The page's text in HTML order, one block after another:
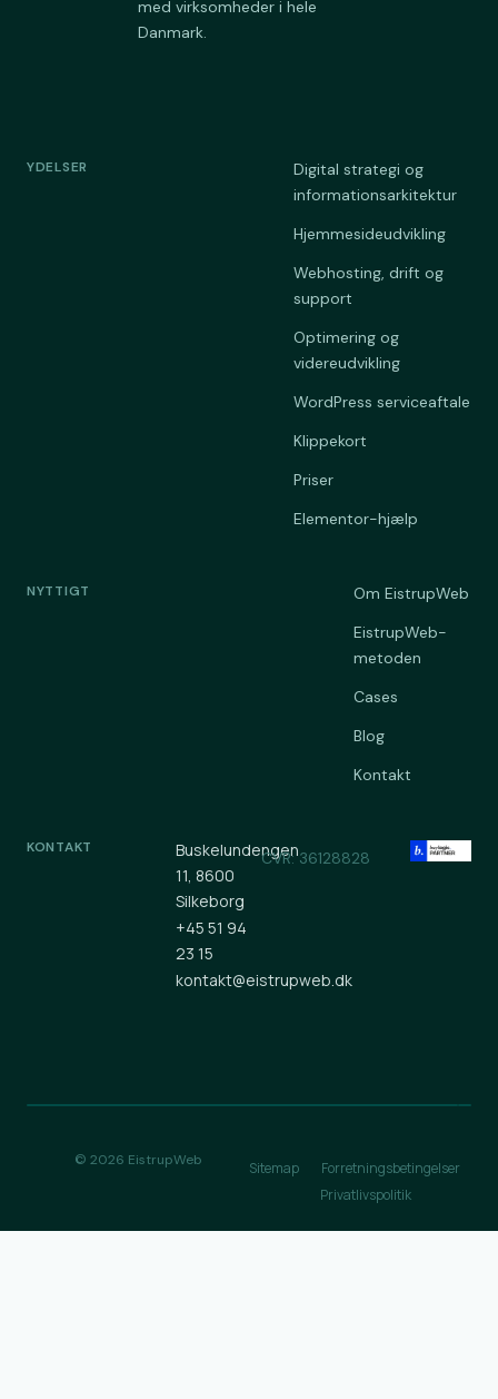
med virksomheder i hele
Danmark.
YDELSER
Digital strategi og
informationsarkitektur
Hjemmesideudvikling
Webhosting, drift og
support
Optimering og
videreudvikling
WordPress serviceaftale
Klippekort
Priser
Elementor-hjælp
NYTTIGT
Om EistrupWeb
EistrupWeb-
metoden
Cases
Blog
Kontakt
KONTAKT
Buskelundengen
11, 8600
Silkeborg
+45 51 94
23 15
kontakt@eistrupweb.dk
CVR: 36128828
© 2026 EistrupWeb Sitemap
Forretningsbetingelser
Privatlivspolitik